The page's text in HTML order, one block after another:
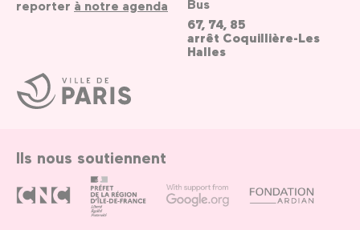
Ville
de
Paris
reporter à notre agenda
Bus
67, 74, 85
arrêt Coquillière-Les
Halles
Ils nous soutiennent